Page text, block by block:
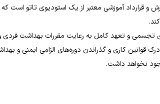
و قرارداد آموزشی معتبر از یک استودیوی تاتو است
تجسمی و تعهد کامل به رعایت مقررات بهداشت
درک قوانین کاری و گذراندن دوره‌های الزامی ایمنی و
نخواهد داشت.